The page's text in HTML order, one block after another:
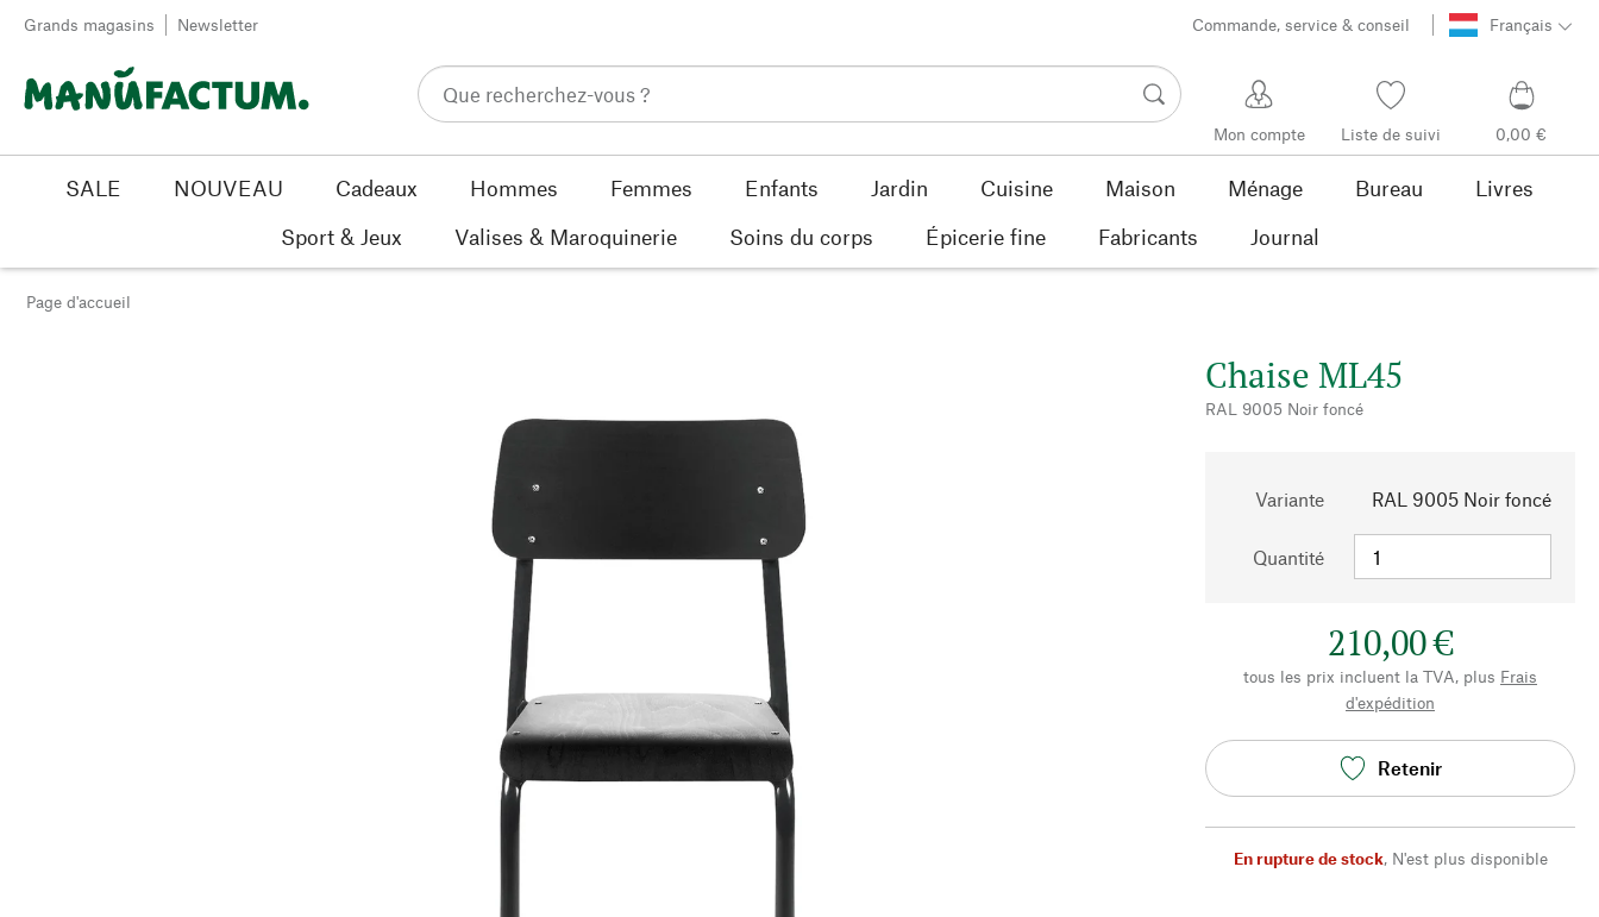
Passer au contenu
Grands magasins Newsletter Commande, service & conseil Français
Mon compte Liste de suivi 0,00 €
SALE NOUVEAU Cadeaux Hommes Femmes Enfants Jardin Cuisine Maison Ménage Bureau
Livres
Sport & Jeux
Valises & Maroquinerie Soins du corps Épicerie fine Fabricants Journal
Page d'accueil
Chaise ML45
RAL 9005 Noir foncé
Variante RAL 9005 Noir foncé
Quantité
210,00 €
tous les prix incluent la TVA, plus Frais
d'expédition
Retenir
En rupture de stock, N'est plus disponible